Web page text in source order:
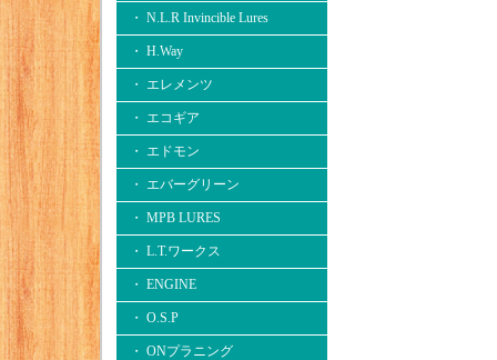
・ N.L.R Invincible Lures
・ H.Way
・ エレメンツ
・ エコギア
・ エドモン
・ エバーグリーン
・ MPB LURES
・ L.T.ワークス
・ ENGINE
・ O.S.P
・ ONプラニング